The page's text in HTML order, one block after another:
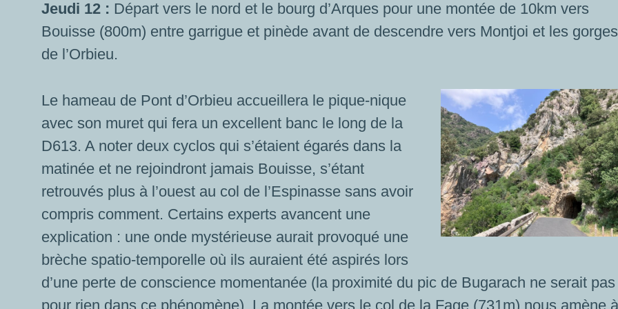
Jeudi 12 : Départ vers le nord et le bourg d’Arques pour une montée de 10km vers
Bouisse (800m) entre garrigue et pinède avant de descendre vers Montjoi et les gorges
de l’Orbieu.
Le hameau de Pont d’Orbieu accueillera le pique-nique
avec son muret qui fera un excellent banc le long de la
D613. A noter deux cyclos qui s’étaient égarés dans la
matinée et ne rejoindront jamais Bouisse, s’étant
retrouvés plus à l’ouest au col de l’Espinasse sans avoir
compris comment. Certains experts avancent une
explication : une onde mystérieuse aurait provoqué une
brèche spatio-temporelle où ils auraient été aspirés lors
d’une perte de conscience momentanée (la proximité du pic de Bugarach ne serait pas
pour rien dans ce phénomène). La montée vers le col de la Fage (731m) nous amène